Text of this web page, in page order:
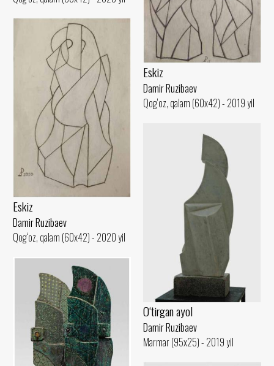
Eskiz
Damir Ruzibaev
Qog‘oz, qalam (60x42) - 2019 yil
Eskiz
Damir Ruzibaev
Qog‘oz, qalam (60x42) - 2020 yil
O‘tirgan ayol
Damir Ruzibaev
Marmar (95x25) - 2019 yil